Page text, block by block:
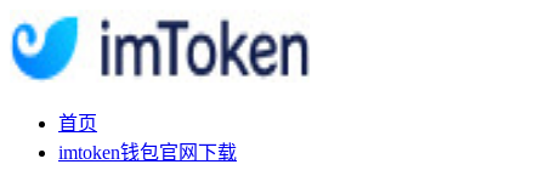
首页
imtoken钱包官网下载